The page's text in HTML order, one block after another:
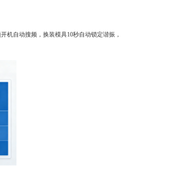
机自动搜频，换装模具10秒自动锁定谐振，